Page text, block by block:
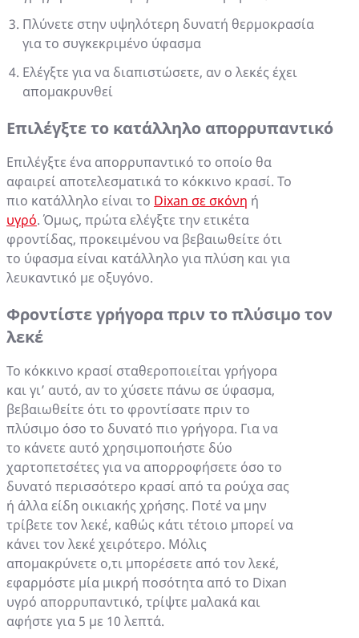
Πλύνετε στην υψηλότερη δυνατή θερμοκρασία
για το συγκεκριμένο ύφασμα
Ελέγξτε για να διαπιστώσετε, αν ο λεκές έχει
απομακρυνθεί
Επιλέγξτε το κατάλληλο απορρυπαντικό
Επιλέγξτε ένα απορρυπαντικό το οποίο θα
αφαιρεί αποτελεσματικά το κόκκινο κρασί. Το
πιο κατάλληλο είναι το Dixan σε σκόνη ή
υγρό. Όμως, πρώτα ελέγξτε την ετικέτα
φροντίδας, προκειμένου να βεβαιωθείτε ότι
το ύφασμα είναι κατάλληλο για πλύση και για
λευκαντικό με οξυγόνο.
Φροντίστε γρήγορα πριν το πλύσιμο τον
λεκέ
Το κόκκινο κρασί σταθεροποιείται γρήγορα
και γι’ αυτό, αν το χύσετε πάνω σε ύφασμα,
βεβαιωθείτε ότι το φροντίσατε πριν το
πλύσιμο όσο το δυνατό πιο γρήγορα. Για να
το κάνετε αυτό χρησιμοποιήστε δύο
χαρτοπετσέτες για να απορροφήσετε όσο το
δυνατό περισσότερο κρασί από τα ρούχα σας
ή άλλα είδη οικιακής χρήσης. Ποτέ να μην
τρίβετε τον λεκέ, καθώς κάτι τέτοιο μπορεί να
κάνει τον λεκέ χειρότερο. Μόλις
απομακρύνετε ο,τι μπορέσετε από τον λεκέ,
εφαρμόστε μία μικρή ποσότητα από το Dixan
υγρό απορρυπαντικό, τρίψτε μαλακά και
αφήστε για 5 με 10 λεπτά.